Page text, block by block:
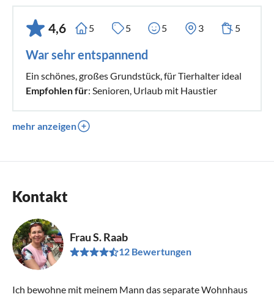
4,6 5 5 5 3 5
War sehr entspannend
Ein schönes, großes Grundstück, für Tierhalter ideal
Empfohlen für: Senioren, Urlaub mit Haustier
mehr anzeigen
Kontakt
Frau S. Raab
12 Bewertungen
Ich bewohne mit meinem Mann das separate Wohnhaus